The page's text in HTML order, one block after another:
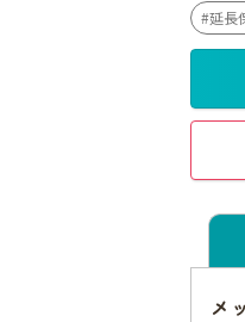
延長
メ